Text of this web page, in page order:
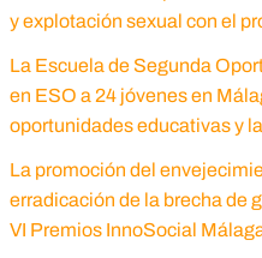
y explotación sexual con el
La Escuela de Segunda
en ESO a 24 jóvenes en
oportunidades educativas y
La promoción del
erradicación de la brecha de
VI Premios InnoSocial